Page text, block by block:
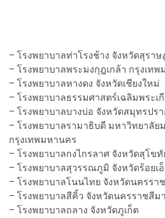
– โรงพยาบาลท่าโรงช้าง จังหวัดสุรา
– โรงพยาบาลพระมงกุฎเกล้า กรุงเท
– โรงพยาบาลหางดง จังหวัดเชียงใหม่
– โรงพยาบาลธรรมศาสตร์เฉลิมพระเ
– โรงพยาบาลบางบ่อ จังหวัดสมุทรปร
– โรงพยาบาลรามาธิบดี มหาวิทยาลัย
กรุงเทพมหานคร
– โรงพยาบาลกงไกรลาศ จังหวัดสุโขทั
– โรงพยาบาลสุวรรณภูมิ จังหวัดร้อยเ
– โรงพยาบาลโนนไทย จังหวัดนครรา
– โรงพยาบาลสีคิ้ว จังหวัดนครราชสีมา
– โรงพยาบาลถลาง จังหวัดภูเก็ต